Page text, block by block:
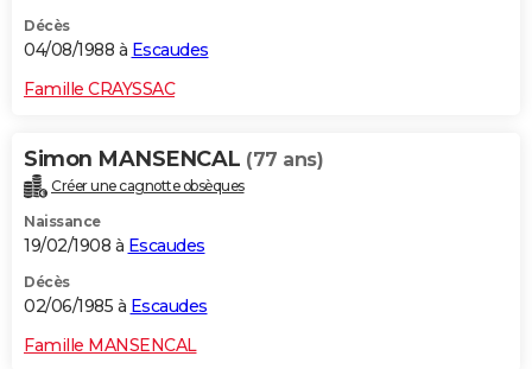
Décès
04/08/1988 à Escaudes
Famille CRAYSSAC
Simon MANSENCAL (77 ans)
Créer une cagnotte obsèques
Naissance
19/02/1908 à Escaudes
Décès
02/06/1985 à Escaudes
Famille MANSENCAL